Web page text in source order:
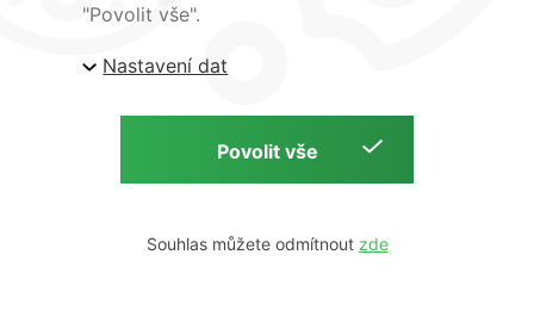
"Povolit vše".
Nastavení dat
Souhlas můžete odmítnout